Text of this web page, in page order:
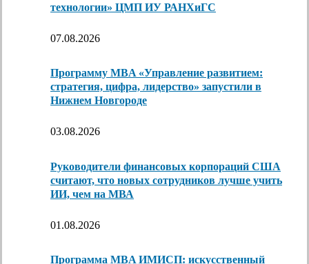
технологии» ЦМП ИУ РАНХиГС
07.08.2026
Программу MBA «Управление развитием:
стратегия, цифра, лидерство» запустили в
Нижнем Новгороде
03.08.2026
Руководители финансовых корпораций США
считают, что новых сотрудников лучше учить
ИИ, чем на МВА
01.08.2026
Программа MBA ИМИСП: искусственный